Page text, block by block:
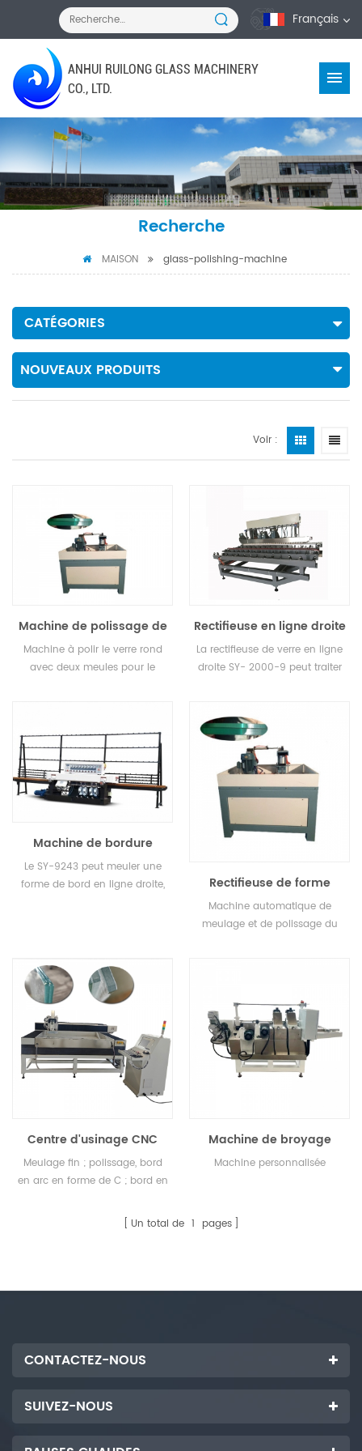
Français
ANHUI RUILONG GLASS MACHINERY
CO., LTD.
Recherche
MAISON glass-polishing-machine
CATÉGORIES
NOUVEAUX PRODUITS
Voir :
Machine de polissage de
verre rond
Machine à polir le verre rond
avec deux meules pour le
Rectifieuse en ligne droite
(horizontale)
La rectifieuse de verre en ligne
droite SY- 2000-9 peut traiter
etc.
Machine de bordure
plate en verre de type
vertical
Le SY-9243 peut meuler une
forme de bord en ligne droite,
Rectifieuse de forme
ronde de grande taille
Machine automatique de
meulage et de polissage du
Centre d'usinage CNC
pour le meulage du verre
Meulage fin ; polissage, bord
en arc en forme de C ; bord en
Machine de broyage
personnalisée
Machine personnalisée
Un total de 1 pages
CONTACTEZ-NOUS
SUIVEZ-NOUS